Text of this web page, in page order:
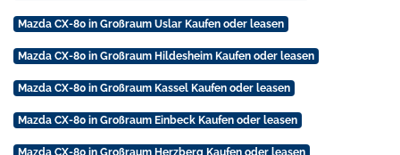
Mazda CX-80 in Großraum Uslar Kaufen oder leasen
Mazda CX-80 in Großraum Hildesheim Kaufen oder leasen
Mazda CX-80 in Großraum Kassel Kaufen oder leasen
Mazda CX-80 in Großraum Einbeck Kaufen oder leasen
Mazda CX-80 in Großraum Herzberg Kaufen oder leasen